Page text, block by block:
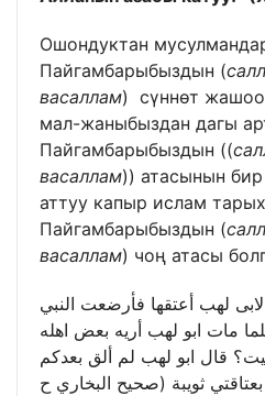
Ошондуктан
Пайгамбарыбыздын (
васаллам) сүннөт
мал-жаныбыздан дагы
Пайгамбарыбыздын ((
васаллам)) атасынын
аттуу капыр ислам
Пайгамбарыбыздын (
васаллам) чоң атасы
لهب أعتقها فأرضعت النبي
مات ابو لهب أريه بعض اهله
قال ابو لهب لم ألق بعدكم
ثويبة (صحيح البخاري ح